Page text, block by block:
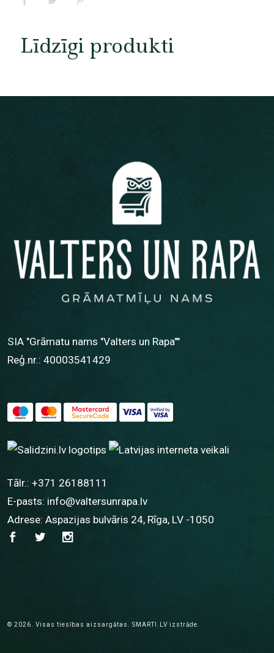
Līdzīgi produkti
SIA "Grāmatu nams "Valters un Rapa""
Reģ.nr.: 40003541429
Tālr.: +371 26188111
E-pasts: info@valtersunrapa.lv
Adrese: Aspazijas bulvāris 24, Rīga, LV -1050
© 2026. Visas tiesības aizsargātas. SMARTI.LV izstrāde.